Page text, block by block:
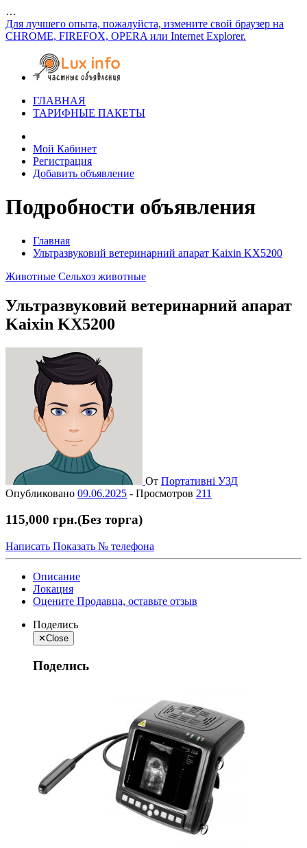
…
Для лучшего опыта, пожалуйста, измените свой браузер на
CHROME, FIREFOX, OPERA или Internet Explorer.
ГЛАВНАЯ
ТАРИФНЫЕ ПАКЕТЫ
Мой Кабинет
Регистрация
Добавить объявление
Подробности объявления
Главная
Ультразвуковий ветеринарний апарат Kaixin KX5200
Животные Сельхоз животные
Ультразвуковий ветеринарний апарат
Kaixin KX5200
От Портативні УЗД
Опубликовано 09.06.2025 - Просмотров 211
115,000 грн.(Без торга)
Написать Показать № телефона
Описание
Локация
Оцените Продавца, оставьте отзыв
Поделись
✕Close
Поделись